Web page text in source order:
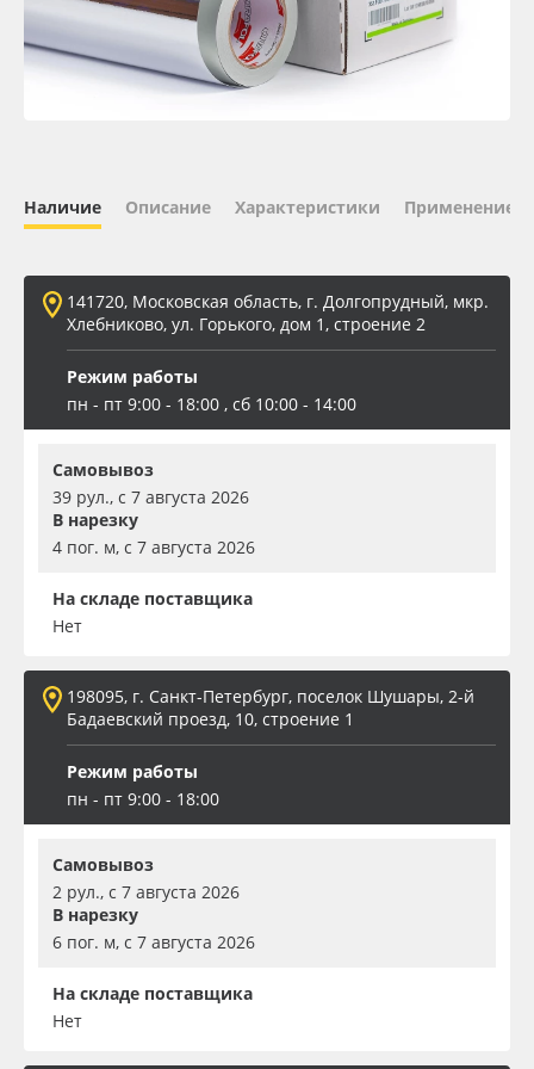
Oracal 641
ПЭТ листовой
Вспененный ПВХ
Баннер
Заготовки для сувениров
Наличие Описание Характеристики Применение
141720, Московская область, г. Долгопрудный, мкр.
Хлебниково, ул. Горького, дом 1, строение 2
Режим работы
пн - пт 9:00 - 18:00 , сб 10:00 - 14:00
Самовывоз
39 рул., с 7 августа 2026
В нарезку
4 пог. м, с 7 августа 2026
На складе поставщика
Нет
198095, г. Санкт-Петербург, поселок Шушары, 2-й
Бадаевский проезд, 10, строение 1
Режим работы
пн - пт 9:00 - 18:00
Самовывоз
2 рул., с 7 августа 2026
В нарезку
6 пог. м, с 7 августа 2026
На складе поставщика
Нет